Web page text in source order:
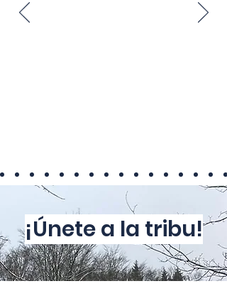
¡Únete a la tribu!